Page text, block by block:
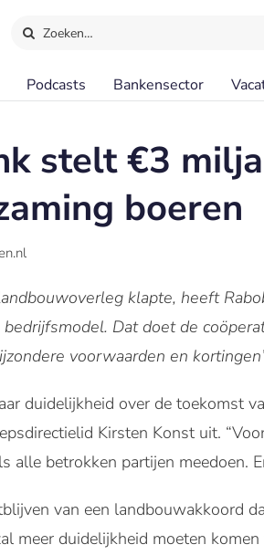
Zoeken…
Podcasts Bankensector
stelt €3
boeren
klapte, heeft
bedrijfsmodel. Dat doet de
voorwaarden en
duidelijkheid over de toekomst
Kirsten Konst uit.
alle betrokken partijen meedoen.
van een landbouwakkoord
meer duidelijkheid moeten